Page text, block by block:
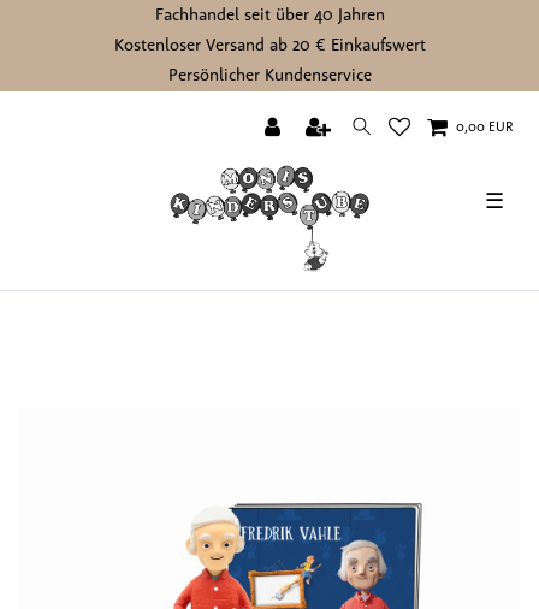
Fachhandel seit über 40 Jahren
Kostenloser Versand ab 20 € Einkaufswert
Persönlicher Kundenservice
0,00 EUR
☰